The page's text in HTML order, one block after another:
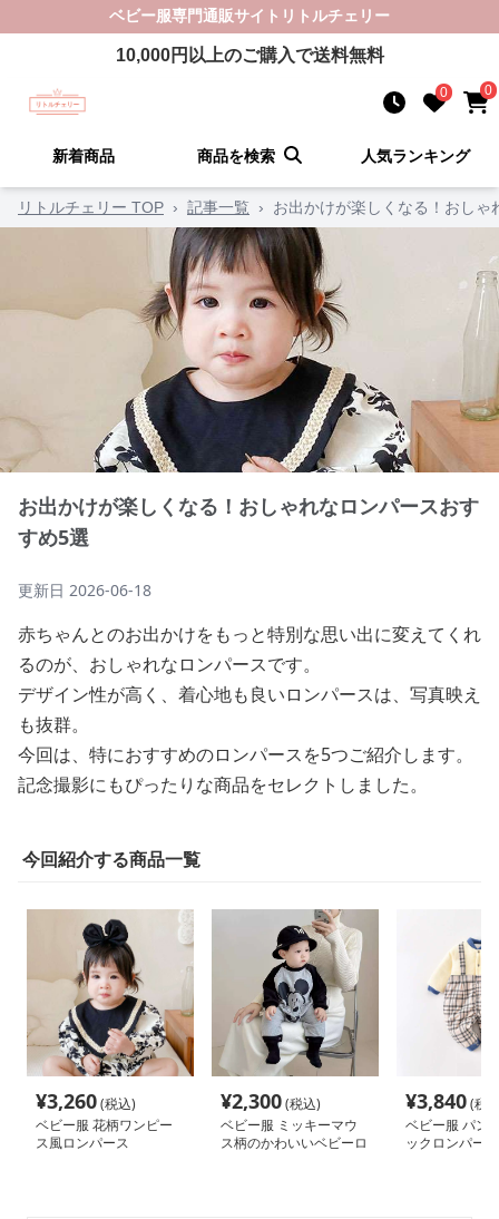
ベビー服専門通販サイト リトルチェリー
10,000円以上のご購入で送料無料
0 0
新着商品 商品を検索 人気ランキング
リトルチェリー TOP › 記事一覧 › お出かけが楽しくなる！おし
お出かけが楽しくなる！おしゃれなロンパースおす
すめ5選
更新日 2026-06-18
赤ちゃんとのお出かけをもっと特別な思い出に変えてくれ
るのが、おしゃれなロンパースです。
デザイン性が高く、着心地も良いロンパースは、写真映え
も抜群。
今回は、特におすすめのロンパースを5つご紹介します。
記念撮影にもぴったりな商品をセレクトしました。
今回紹介する商品一覧
¥3,260(税込)
ベビー服 花柄ワンピー
ス風ロンパース
¥2,300(税込)
ベビー服 ミッキーマウ
ス柄のかわいいベビーロ
¥3,840(税
ベビー服 パン
ックロンパース